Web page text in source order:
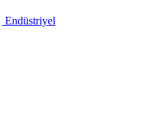
Endüstriyel